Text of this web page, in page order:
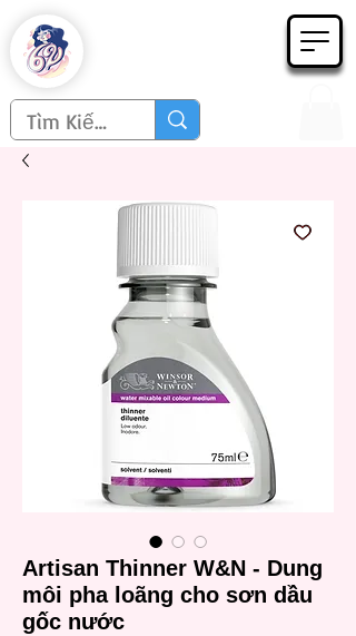
Artisan Thinner W&N - Dung
môi pha loãng cho sơn dầu
gốc nước